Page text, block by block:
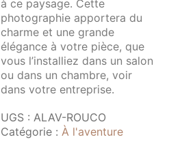
à ce paysage. Cette
photographie apportera du
charme et une grande
élégance à votre pièce, que
vous l’installiez dans un salon
ou dans un chambre, voir
dans votre entreprise.
UGS : ALAV-ROUCO
Catégorie : À l'aventure